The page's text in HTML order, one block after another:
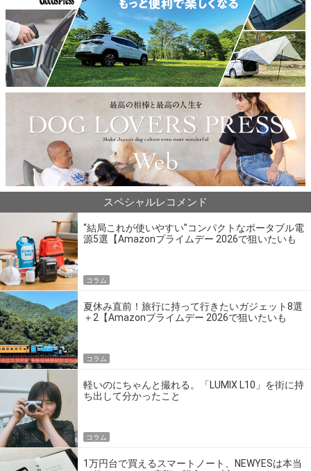
スペシャルレコメンド
“結局これが使いやすい”コンパクトなポータブル電
源5選【Amazonプライムデー 2026で狙いたいも
コラム
夏休み直前！旅行に持って行きたいガジェット8選
＋2【Amazonプライムデー 2026で狙いたいも
コラム
軽いのにちゃんと撮れる。「LUMIX L10」を街に持
ち出して分かったこと
コラム
1万円台で買えるスマートノート、NEWYESは本当